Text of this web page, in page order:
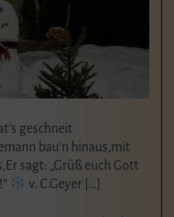
geschneit
bau’n hinaus,mit
sagt: „Grüß euch Gott
v. C.Geyer […]